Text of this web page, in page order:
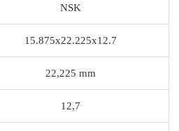
NSK
15.875x22.225x12.7
22,225 mm
12,7